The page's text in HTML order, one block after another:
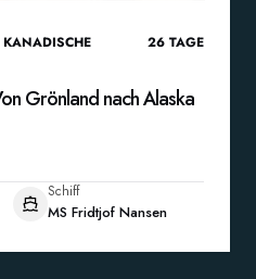
26 TAGE
Grönland nach Alaska
Schiff
MS Fridtjof Nansen